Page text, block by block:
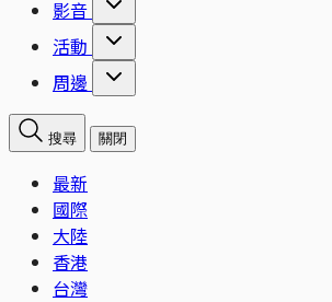
影音
活動
周邊
搜尋 關閉
最新
國際
大陸
香港
台灣